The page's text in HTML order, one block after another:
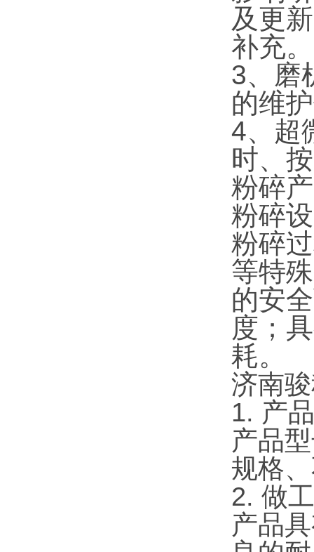
及更
补充。
3、磨
的维
4、超
时、
粉碎
粉碎
粉碎
等特
的安
度；
耗。
济南
1. 产
产品
规格
2. 做
产品